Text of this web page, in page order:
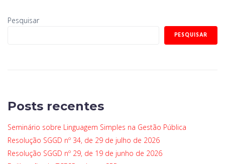
Pesquisar
PESQUISAR
Posts recentes
Seminário sobre Linguagem Simples na Gestão Pública
Resolução SGGD nº 34, de 29 de julho de 2026
Resolução SGGD nº 29, de 19 de junho de 2026